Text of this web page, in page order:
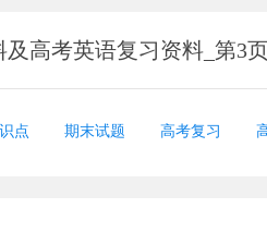
高考英语复习资料_第3
点 期末试题 高考复习